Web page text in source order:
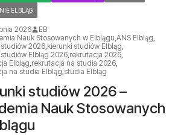
ELBLĄG
2026
EB
Nauk Stosowanych w Elblągu,ANS Elbląg,
studiów 2026,kierunki studiów Elbląg,
studiów Elbląg 2026,rekrutacja 2026,
Elbląg,rekrutacja na studia 2026,
na studia Elbląg,studia Elbląg
studiów 2026 –
Nauk Stosowanych